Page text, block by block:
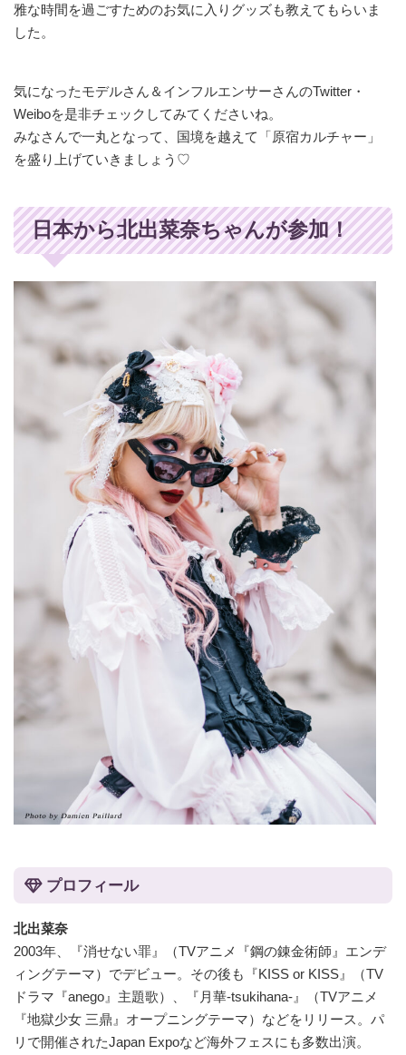
雅な時間を過ごすためのお気に入りグッズも教えてもらいま
した。
気になったモデルさん＆インフルエンサーさんのTwitter・
Weiboを是非チェックしてみてくださいね。
みなさんで一丸となって、国境を越えて「原宿カルチャー」
を盛り上げていきましょう♡
日本から北出菜奈ちゃんが参加！
プロフィール
北出菜奈
2003年、『消せない罪』（TVアニメ『鋼の錬金術師』エンデ
ィングテーマ）でデビュー。その後も『KISS or KISS』（TV
ドラマ『anego』主題歌）、『月華-tsukihana-』（TVアニメ
『地獄少女 三鼎』オープニングテーマ）などをリリース。パ
リで開催されたJapan Expoなど海外フェスにも多数出演。